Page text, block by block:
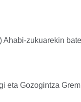
Ahabi-zukuarekin
eta Gozogintza